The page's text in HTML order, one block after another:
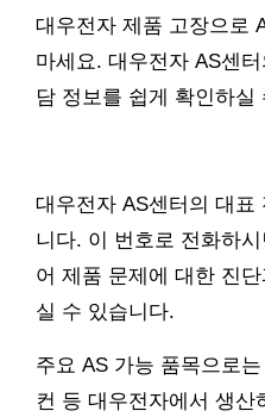
대우전자 제품 고장으로
마세요. 대우전자 AS센
담 정보를 쉽게 확인하
대우전자 AS센터의 대표
니다. 이 번호로 전화하
어 제품 문제에 대한 진
실 수 있습니다.
주요 AS 가능 품목으로
컨 등 대우전자에서 생산